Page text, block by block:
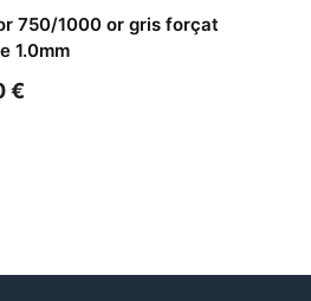
750/1000 or gris forçat
1.0mm
€